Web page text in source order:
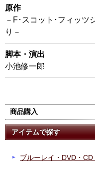
原作
－F･スコット･フィッツ
り－
脚本・演出
小池修一郎
商品購入
アイテムで探す
ブルーレイ・DVD・CD